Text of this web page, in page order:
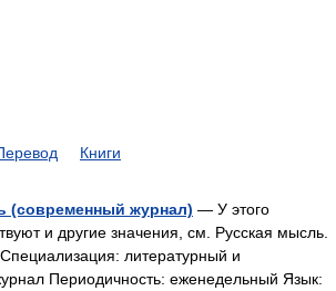
Книги
(современный журнал) — У этого
и другие значения, см. Русская мысль.
литературный и
Периодичность: еженедельный Язык: